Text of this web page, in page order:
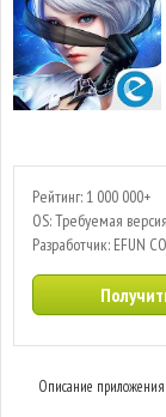
Рейтинг: 1 000 000+
OS: Требуемая
Разработчик: EFUN
Описание приложения